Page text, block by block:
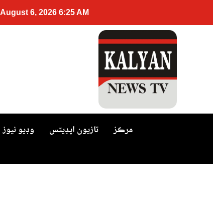
August 6, 2026 6:25 AM
وڊيو نيوز تازيون اپڊيٽس مرڪز